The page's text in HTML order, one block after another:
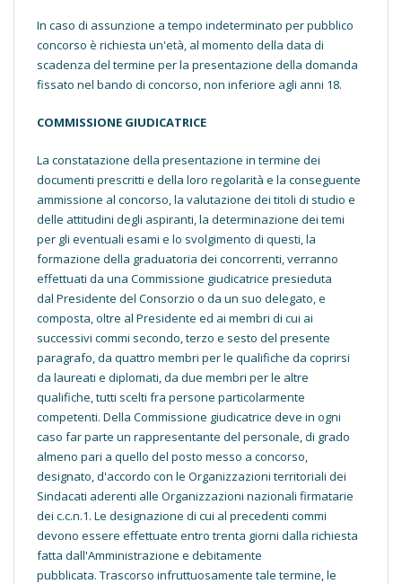
In caso di assunzione a tempo indeterminato per pubblico
concorso è richiesta un'età, al momento della data di
scadenza del termine per la presentazione della domanda
fissato nel bando di concorso, non inferiore agli anni 18.
COMMISSIONE GIUDICATRICE
La constatazione della presentazione in termine dei
documenti prescritti e della loro regolarità e la conseguente
ammissione al concorso, la valutazione dei titoli di studio e
delle attitudini degli aspiranti, la determinazione dei temi
per gli eventuali esami e lo svolgimento di questi, la
formazione della graduatoria dei concorrenti, verranno
effettuati da una Commissione giudicatrice presieduta
dal Presidente del Consorzio o da un suo delegato, e
composta, oltre al Presidente ed ai membri di cui ai
successivi commi secondo, terzo e sesto del presente
paragrafo, da quattro membri per le qualifiche da coprirsi
da laureati e diplomati, da due membri per le altre
qualifiche, tutti scelti fra persone particolarmente
competenti. Della Commissione giudicatrice deve in ogni
caso far parte un rappresentante del personale, di grado
almeno pari a quello del posto messo a concorso,
designato, d'accordo con le Organizzazioni territoriali dei
Sindacati aderenti alle Organizzazioni nazionali firmatarie
dei c.c.n.1. Le designazione di cui al precedenti commi
devono essere effettuate entro trenta giorni dalla richiesta
fatta dall'Amministrazione e debitamente
pubblicata. Trascorso infruttuosamente tale termine, le